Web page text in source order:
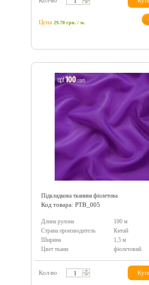
Цена 29.70 грн. / м.
Підкладкова тканина фіолетова
Код товара: PTB_005
Длина рулона
100 м
Страна производитель
Китай
Ширина
1,5 м
Цвет ткани
фіолетовий
Кол-во